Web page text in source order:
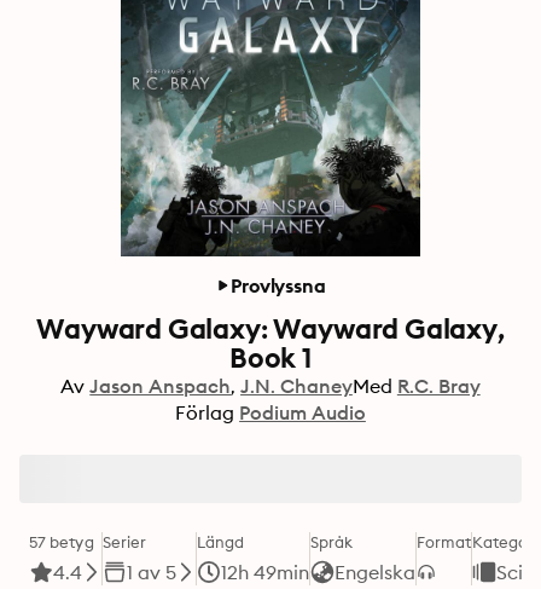
Provlyssna
Wayward Galaxy: Wayward Galaxy,
Book 1
Av Jason Anspach J.N. ChaneyMed R.C. Bray
Förlag Podium Audio
57 betyg
4.4
Serier
1 av 5
Längd
12h 49min
Språk
Engelska
FormatKategori